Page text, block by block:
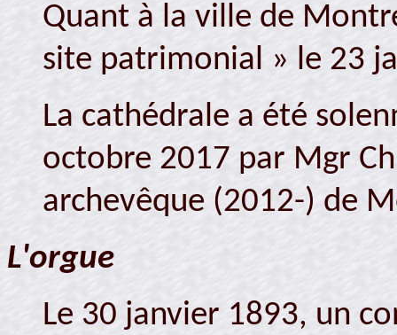
Quant à la ville de
site patrimonial » le 23
La cathédrale a été
octobre 2017 par Mgr
archevêque (2012-) de
L'orgue
Le 30 janvier 1893, un